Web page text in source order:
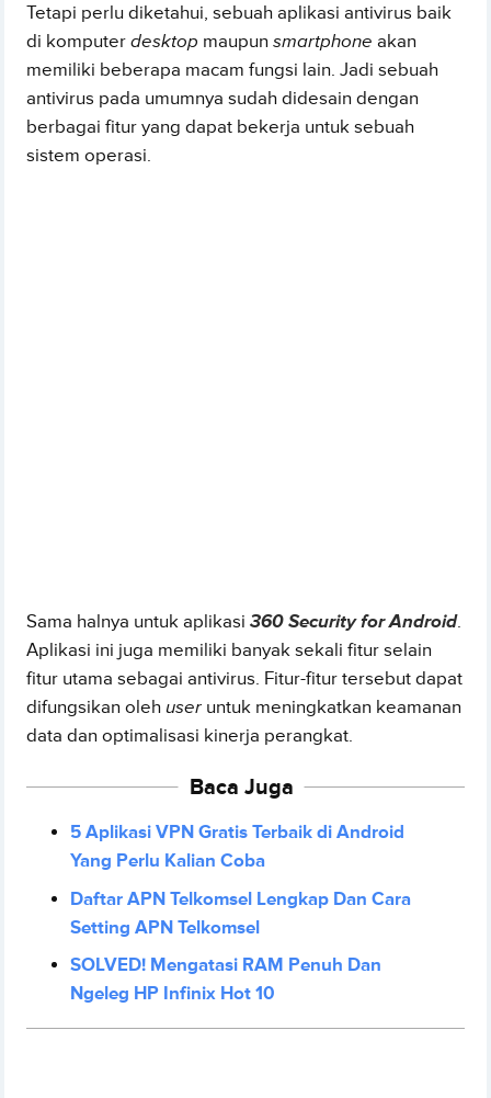
Tetapi perlu diketahui, sebuah aplikasi antivirus baik
di komputerdesktop maupunsmartphone akan
memiliki beberapa macam fungsi lain. Jadi sebuah
antivirus pada umumnya sudah didesain dengan
berbagai fitur yang dapat bekerja untuk sebuah
sistem operasi.
Sama halnya untuk aplikasi360 Security for Android.
Aplikasi ini juga memiliki banyak sekali fitur selain
fitur utama sebagai antivirus. Fitur-fitur tersebut dapat
difungsikan oleh user untuk meningkatkan keamanan
data dan optimalisasi kinerja perangkat.
Baca Juga
5 Aplikasi VPN Gratis Terbaik di Android
Yang Perlu Kalian Coba
Daftar APN Telkomsel Lengkap Dan Cara
Setting APN Telkomsel
SOLVED! Mengatasi RAM Penuh Dan
Ngeleg HP Infinix Hot 10